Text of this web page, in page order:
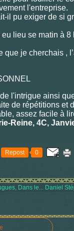
l'entreprise.
il pu exiger de si
lieu se matin à 8
que je cherchais ,
l'intrigue ainsi
de répétitions et
assez facile à
Reine, 4C,
Repost 0
Dans le... Daniel